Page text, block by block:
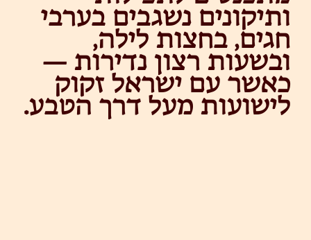
ותיקונים נשגבים בערבי
חגים, בחצות לילה,
ובשעות רצון נדירות —
כאשר עם ישראל זקוק
לישועות מעל דרך הטבע.